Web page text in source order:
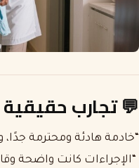
💬تجارب
“خادمة هادئة ومحترمة جدًا،
“الإجراءات كانت واضحة